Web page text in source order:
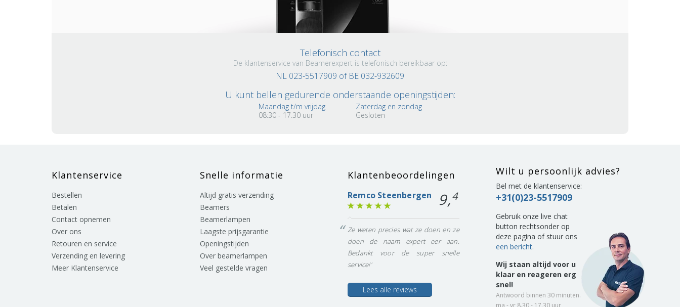
Telefonisch contact
De klantenservice van Beamerexpert is telefonisch bereikbaar op:
NL 023-5517909 of BE 032-932609
U kunt bellen gedurende onderstaande openingstijden:
Maandag t/m vrijdag
08:30 - 17.30 uur
Zaterdag en zondag
Gesloten
Klantenservice
Bestellen
Betalen
Contact opnemen
Over ons
Retouren en service
Verzending en levering
Meer Klantenservice
Snelle informatie
Altijd gratis verzending
Beamers
Beamerlampen
Laagste prijsgarantie
Openingstijden
Over beamerlampen
Veel gestelde vragen
Klantenbeoordelingen
Remco Steenbergen 9,4
Ze weten precies wat ze doen en ze
doen de naam expert eer aan.
Bedankt voor de super snelle
service!'
Lees alle reviews
Wilt u persoonlijk advies?
Bel met de klantenservice:
+31(0)23-5517909
Gebruik onze live chat
button rechtsonder op
deze pagina of stuur ons
een bericht.
Wij staan altijd voor u
klaar en reageren erg
snel!
Antwoord binnen 30 minuten.
ma - vr 8.30 - 17.30 uur